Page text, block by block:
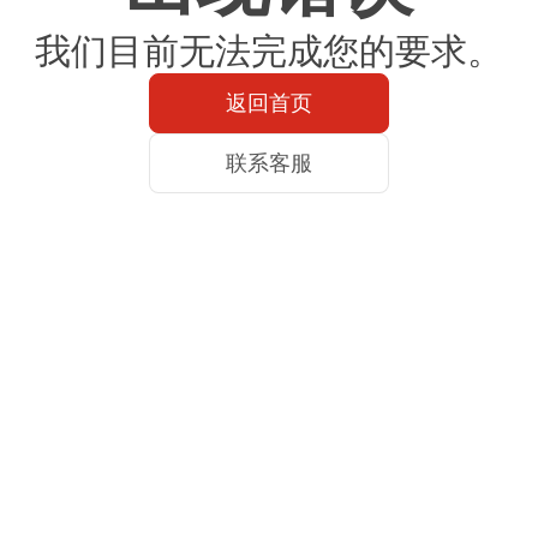
我们目前无法完成您的要求。
返回首页
联系客服